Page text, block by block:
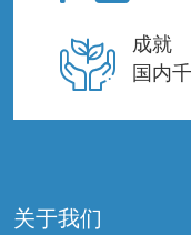
成就
国内
关于我们